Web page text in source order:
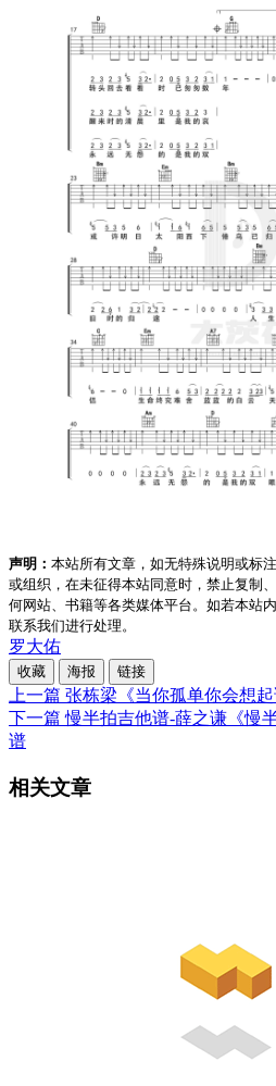
声明： 本站所有文章，如无特殊说明或标
或组织，在未征得本站同意时，禁止复制
何网站、书籍等各类媒体平台。如若本站
联系我们进行处理。
罗大佑
收藏 海报 链接
上一篇 张栋梁《当你孤单你会想
下一篇 慢半拍吉他谱-薛之谦《慢
谱
相关文章